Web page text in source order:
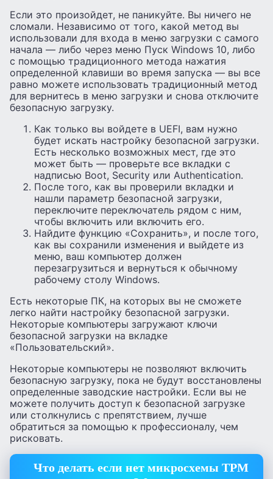
Если это произойдет, не паникуйте. Вы ничего не
сломали. Независимо от того, какой метод вы
использовали для входа в меню загрузки с самого
начала — либо через меню Пуск Windows 10, либо
с помощью традиционного метода нажатия
определенной клавиши во время запуска — вы все
равно можете использовать традиционный метод
для вернитесь в меню загрузки и снова отключите
безопасную загрузку.
Как только вы войдете в UEFI, вам нужно
будет искать настройку безопасной загрузки.
Есть несколько возможных мест, где это
может быть — проверьте все вкладки с
надписью Boot, Security или Authentication.
После того, как вы проверили вкладки и
нашли параметр безопасной загрузки,
переключите переключатель рядом с ним,
чтобы включить или включить его.
Найдите функцию «Сохранить», и после того,
как вы сохранили изменения и выйдете из
меню, ваш компьютер должен
перезагрузиться и вернуться к обычному
рабочему столу Windows.
Есть некоторые ПК, на которых вы не сможете
легко найти настройку безопасной загрузки.
Некоторые компьютеры загружают ключи
безопасной загрузки на вкладке
«Пользовательский».
Некоторые компьютеры не позволяют включить
безопасную загрузку, пока не будут восстановлены
определенные заводские настройки. Если вы не
можете получить доступ к безопасной загрузке
или столкнулись с препятствием, лучше
обратиться за помощью к профессионалу, чем
рисковать.
Что делать если нет микросхемы TPM